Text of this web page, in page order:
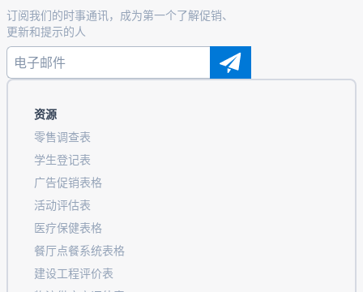
订阅我们的时事通讯，成为第一个了解促销、
更新和提示的人
资源
零售调查表
学生登记表
广告促销表格
活动评估表
医疗保健表格
餐厅点餐系统表格
建设工程评价表